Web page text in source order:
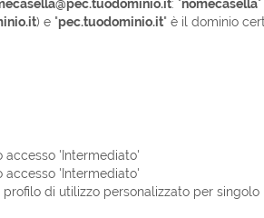
: "nomecasella
) e "pec.tuodominio.it" è il dominio
accesso 'Intermediato'
accesso 'Intermediato'
di utilizzo personalizzato per singolo